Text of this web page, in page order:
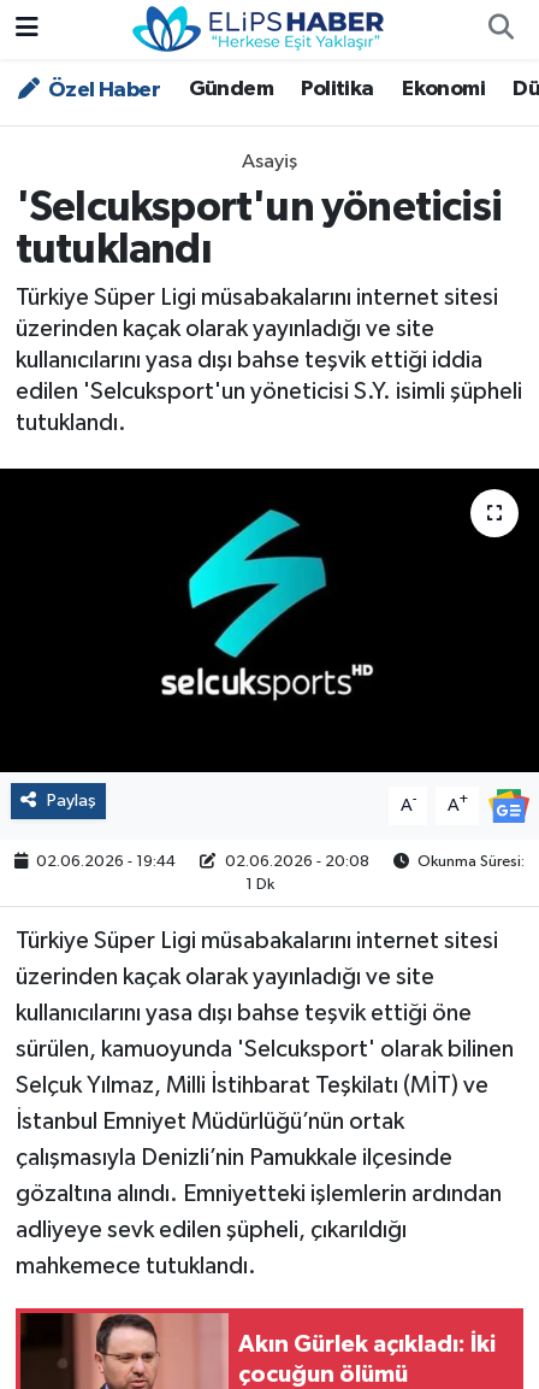
Özel Haber Gündem Politika Ekonomi
Asayiş
'Selcuksport'un yöneticisi
tutuklandı
Türkiye Süper Ligi müsabakalarını internet sitesi
üzerinden kaçak olarak yayınladığı ve site
kullanıcılarını yasa dışı bahse teşvik ettiği iddia
edilen 'Selcuksport'un yöneticisi S.Y. isimli şüpheli
tutuklandı.
Paylaş A- A+
02.06.2026 - 19:44 02.06.2026 - 20:08
Okunma Süresi:
1 Dk
Türkiye Süper Ligi müsabakalarını internet sitesi
üzerinden kaçak olarak yayınladığı ve site
kullanıcılarını yasa dışı bahse teşvik ettiği öne
sürülen, kamuoyunda 'Selcuksport' olarak bilinen
Selçuk Yılmaz, Milli İstihbarat Teşkilatı (MİT) ve
İstanbul Emniyet Müdürlüğü’nün ortak
çalışmasıyla Denizli’nin Pamukkale ilçesinde
gözaltına alındı. Emniyetteki işlemlerin ardından
adliyeye sevk edilen şüpheli, çıkarıldığı
mahkemece tutuklandı.
Akın Gürlek açıkladı: İki
çocuğun ölümü
Özel Haber
Asayiş
Çevre - İklim
Dünya
Yurt
2024 Seçim Sonuçları
Nöbetçi Eczaneler
Trafik Durumu
Tüm Manşetler
Son Dakika Haberleri